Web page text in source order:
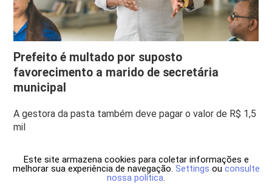
Prefeito é multado por suposto
favorecimento a marido de secretária
municipal
A gestora da pasta também deve pagar o valor de R$ 1,5
mil
Este site armazena cookies para coletar informações e
melhorar sua experiência de navegação. Settings ou consulte
nossa política.